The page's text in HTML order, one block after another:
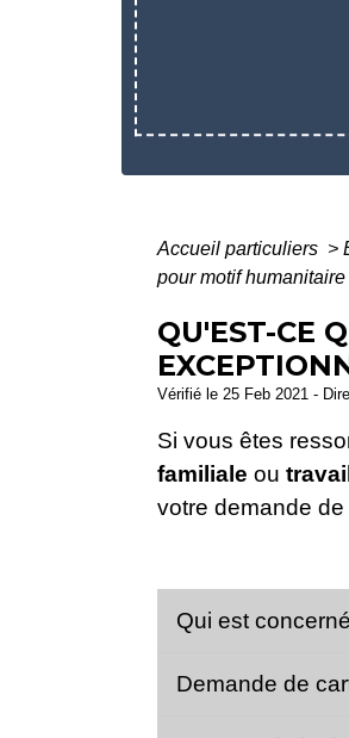
Accueil particuliers >
pour motif
QU'EST-CE
Vérifié le 25 Feb 2021 -
Si vous êtes
familiale ou
votre demande
Qui est
Demande de